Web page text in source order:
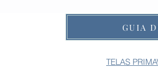
GUIA
TELAS